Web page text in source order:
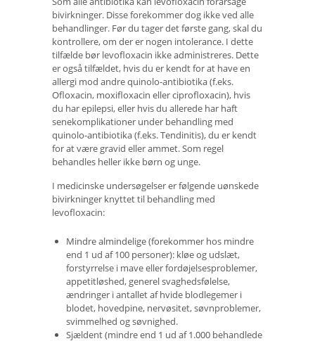
bivirkninger. Disse forekommer dog ikke ved alle
behandlinger. Før du tager det første gang, skal du
kontrollere, om der er nogen intolerance. I dette
tilfælde bør levofloxacin ikke administreres. Dette
er også tilfældet, hvis du er kendt for at have en
allergi mod andre quinolo-antibiotika (f.eks.
Ofloxacin, moxifloxacin eller ciprofloxacin), hvis
du har epilepsi, eller hvis du allerede har haft
senekomplikationer under behandling med
quinolo-antibiotika (f.eks. Tendinitis), du er kendt
for at være gravid eller ammet. Som regel
behandles heller ikke børn og unge.
I medicinske undersøgelser er følgende uønskede
bivirkninger knyttet til behandling med
levofloxacin:
Mindre almindelige (forekommer hos mindre
end 1 ud af 100 personer): kløe og udslæt,
forstyrrelse i mave eller fordøjelsesproblemer,
appetitløshed, generel svaghedsfølelse,
ændringer i antallet af hvide blodlegemer i
blodet, hovedpine, nervøsitet, søvnproblemer,
svimmelhed og søvnighed.
Sjældent (mindre end 1 ud af 1.000 behandlede